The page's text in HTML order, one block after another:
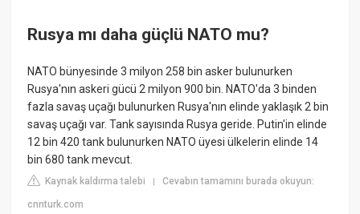
Rusya mı daha güçlü NATO mu?
NATO bünyesinde 3 milyon 258 bin asker bulunurken
Rusya'nın askeri gücü 2 milyon 900 bin. NATO'da 3 binden
fazla savaş uçağı bulunurken Rusya'nın elinde yaklaşık 2 bin
savaş uçağı var. Tank sayısında Rusya geride. Putin'in elinde
12 bin 420 tank bulunurken NATO üyesi ülkelerin elinde 14
bin 680 tank mevcut.
Kaynak kaldırma talebi |Cevabın tamamını burada okuyun:
cnnturk.com